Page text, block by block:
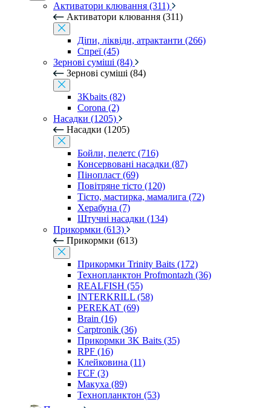
Активатори клювання (311)
Активатори клювання (311)
Діпи, ліквіди, атрактанти (266)
Спреї (45)
Зернові суміші (84)
Зернові суміші (84)
3Kbaits (82)
Corona (2)
Насадки (1205)
Насадки (1205)
Бойли, пелетс (716)
Консервовані насадки (87)
Пінопласт (69)
Повітряне тісто (120)
Тісто, мастирка, мамалига (72)
Херабуна (7)
Штучні насадки (134)
Прикормки (613)
Прикормки (613)
Прикормки Trinity Baits (172)
Технопланктон Profmontazh (36)
REALFISH (55)
INTERKRILL (58)
PEREKAT (69)
Brain (16)
Carptronik (36)
Прикормки 3K Baits (35)
RPF (16)
Клейковина (11)
FCF (3)
Макуха (89)
Технопланктон (53)